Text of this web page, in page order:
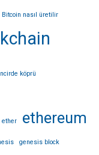
Bitcoin nasıl üretilir
köprü
ether ethereum
genesis block